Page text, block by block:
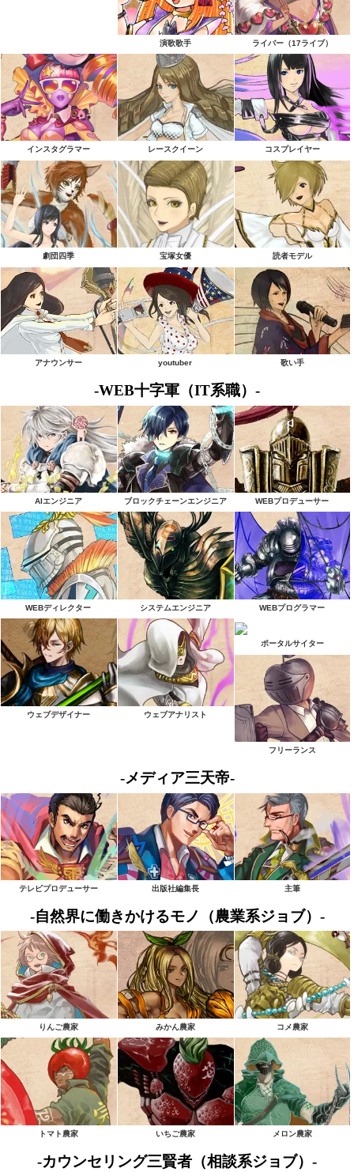
演歌歌手 ライバー（17ライブ）
インスタグラマー レースクイーン コスプレイヤー
劇団四季 宝塚女優 読者モデル
アナウンサー youtuber 歌い手
-WEB十字軍（IT系職）-
AIエンジニア ブロックチェーンエンジニア WEBプロデューサー
WEBディレクター システムエンジニア WEBプログラマー
ウェブデザイナー ウェブアナリスト
ポータルサイター
フリーランス
-メディア三天帝-
テレビプロデューサー 出版社編集長 主筆
-自然界に働きかけるモノ（農業系ジョブ）-
りんご農家 みかん農家 コメ農家
トマト農家 いちご農家 メロン農家
-カウンセリング三賢者（相談系ジョブ）-